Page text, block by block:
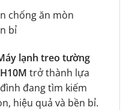
chống ăn mòn
bỉ
lạnh treo tường
trở thành lựa
đang tìm kiếm
hiệu quả và bền bỉ.